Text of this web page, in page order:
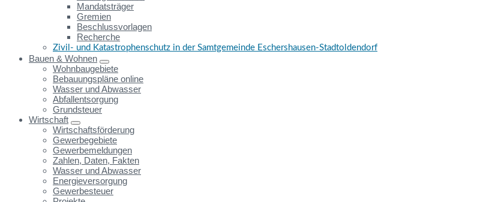
Mandatsträger
Gremien
Beschlussvorlagen
Recherche
Zivil- und Katastrophenschutz in der Samtgemeinde Eschershausen-Stadtoldendorf
Bauen & Wohnen
Wohnbaugebiete
Bebauungspläne online
Wasser und Abwasser
Abfallentsorgung
Grundsteuer
Wirtschaft
Wirtschaftsförderung
Gewerbegebiete
Gewerbemeldungen
Zahlen, Daten, Fakten
Wasser und Abwasser
Energieversorgung
Gewerbesteuer